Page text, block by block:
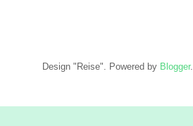
Design "Reise". Powered by Blogger.